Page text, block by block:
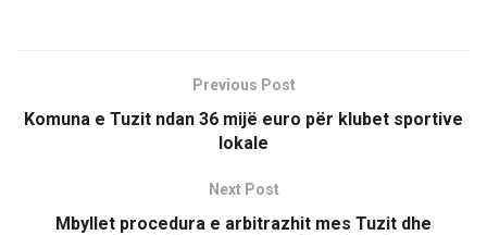
Previous Post
Komuna e Tuzit ndan 36 mijë euro për klubet sportive
lokale
Next Post
Mbyllet procedura e arbitrazhit mes Tuzit dhe